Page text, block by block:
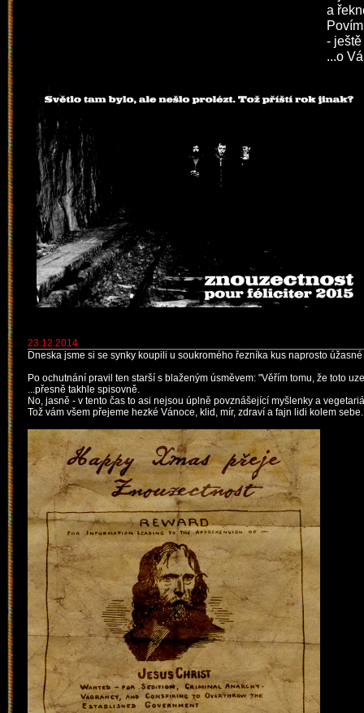
a
-
...o
23.12.2014
Dneska jsme si se synky koupili u soukromého řezníka kus naprosto
Po ochutnání pravil ten starší s blaženým úsměvem: "Věřím tomu, že toto
...přesně takhle spisovně.
No, jasně - v tento čas to asi nejsou úplně povznášející myšlenky a
Tož vám všem přejeme hezké Vánoce, klid, mír, zdraví a fajn lidi kolem